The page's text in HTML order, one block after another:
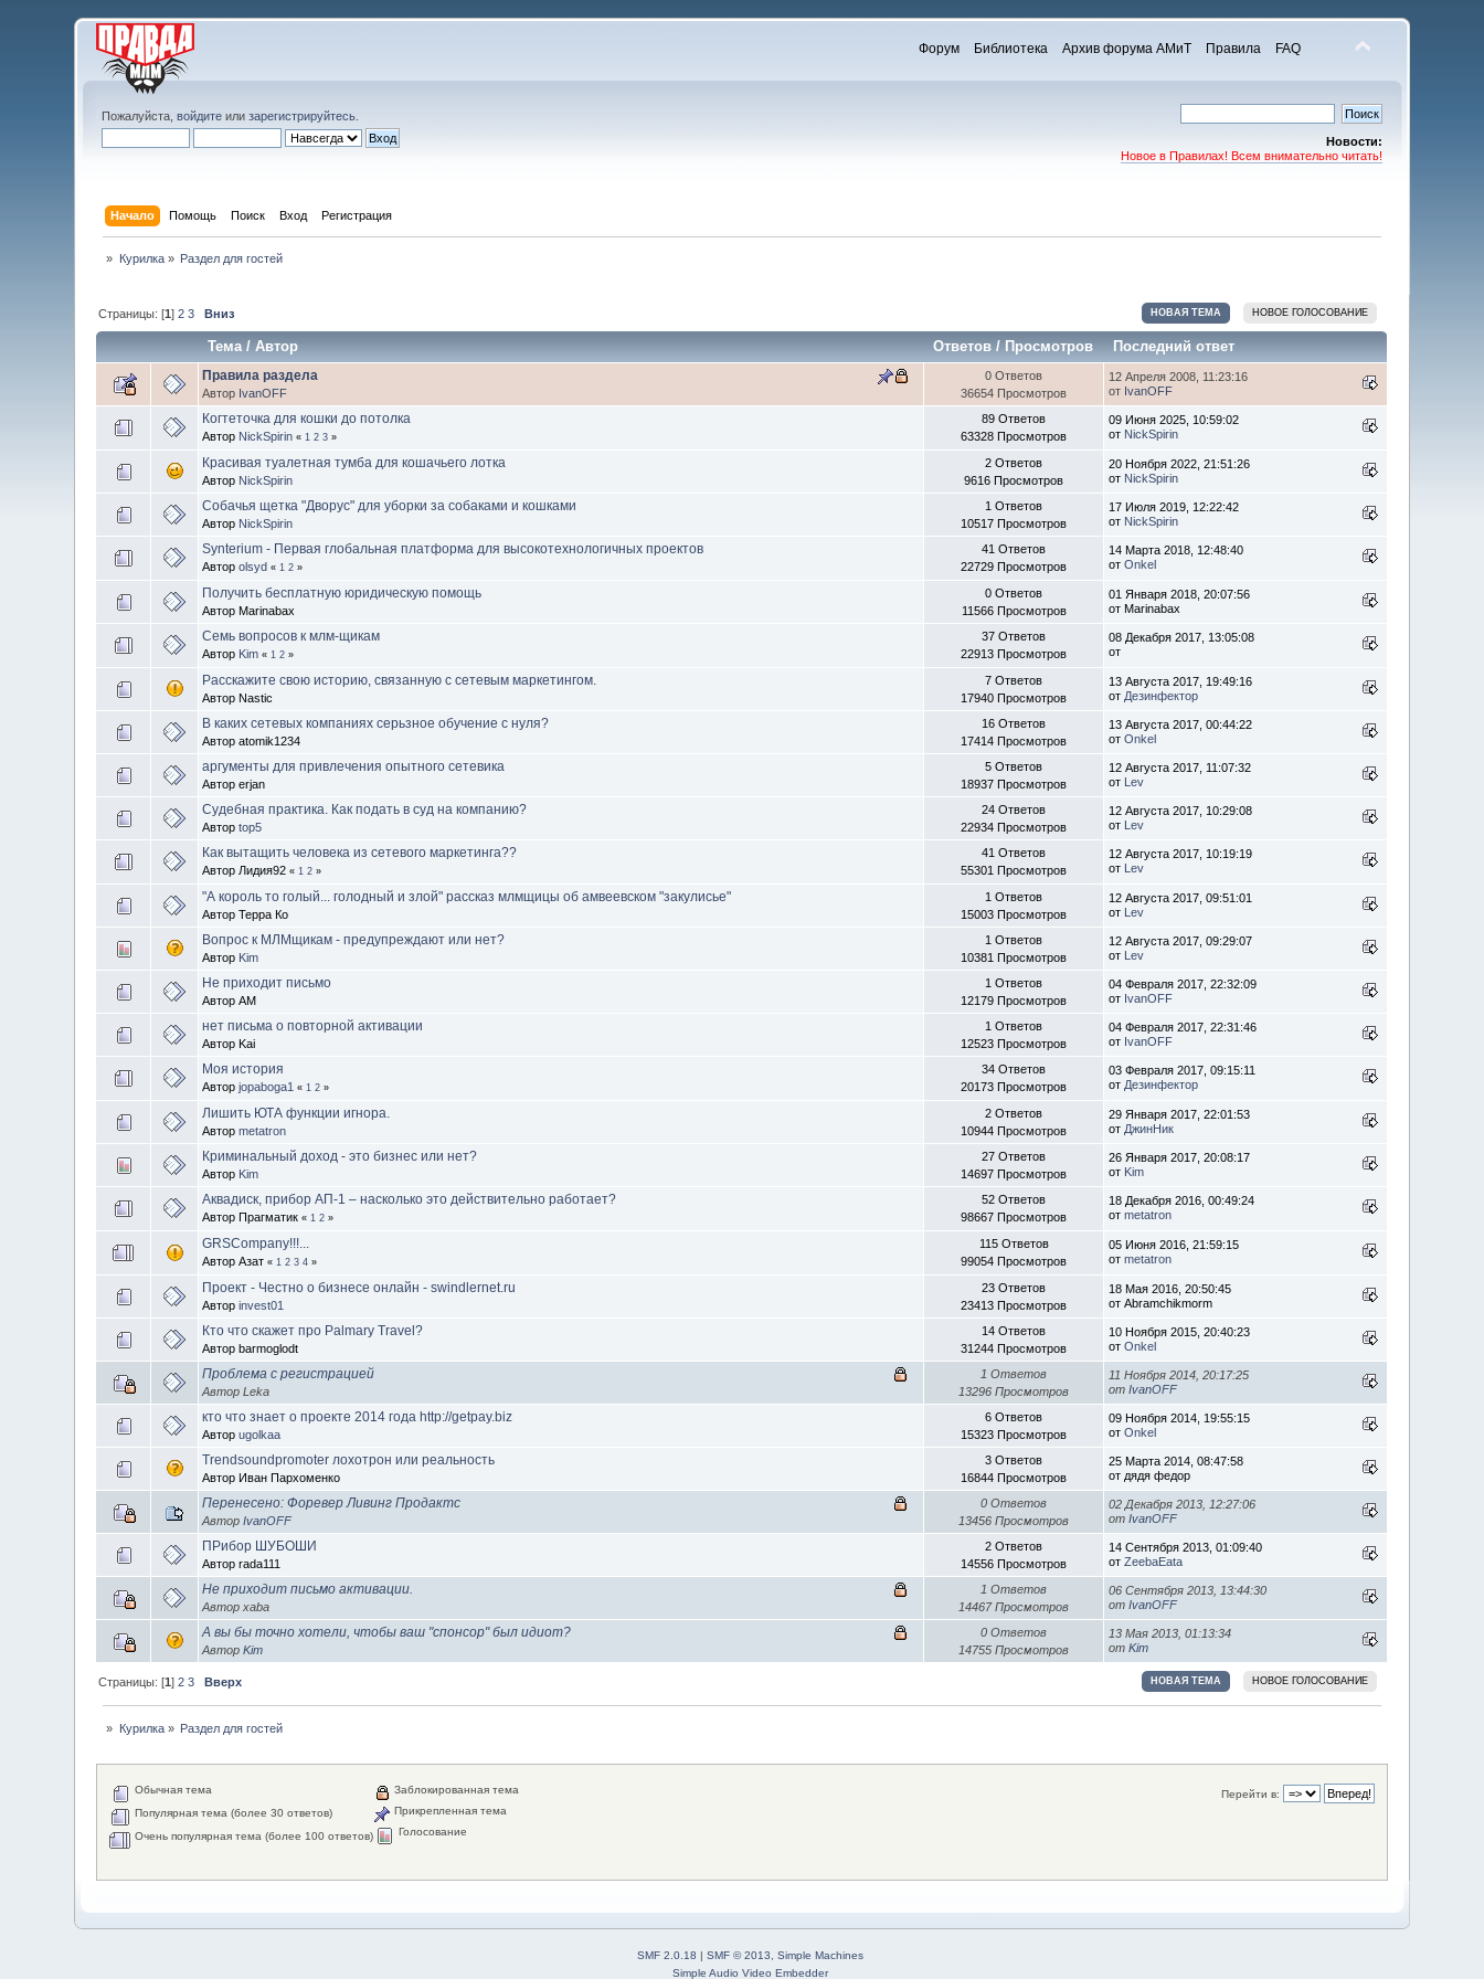
Форум Библиотека Архив форума АМиТ Правила FAQ
Пожалуйста,войдите илизарегистрируйтесь
Новости:
Новое в Правилах! Всем внимательно читать!
Начало Помощь Поиск Вход Регистрация
» Курилка» Раздел для гостей
Страницы: [1]2 3 Вниз НОВАЯ ТЕМА НОВОЕ ГОЛОСОВАНИЕ
Тема/Автор Ответов /Просмотров Последний ответ
Правила раздела
Автор IvanOFF
0 Ответов
36654 Просмотров
12 Апреля 2008, 11:23:16
от IvanOFF
Когтеточка для кошки до потолка
Автор NickSpirin « 1 2 3 »
89 Ответов
63328 Просмотров
09 Июня 2025, 10:59:02
от NickSpirin
Красивая туалетная тумба для кошачьего лотка
Автор NickSpirin
2 Ответов
9616 Просмотров
20 Ноября 2022, 21:51:26
от NickSpirin
Собачья щетка "Дворус" для уборки за собаками и кошками
Автор NickSpirin
1 Ответов
10517 Просмотров
17 Июля 2019, 12:22:42
от NickSpirin
Synterium - Первая глобальная платформа для высокотехнологичных проектов
Авторolsyd « 1 2 »
41 Ответов
22729 Просмотров
14 Марта 2018, 12:48:40
отOnkel
Получить бесплатную юридическую помощь
Автор Marinabax
0 Ответов
11566 Просмотров
01 Января 2018, 20:07:56
от Marinabax
Семь вопросов к млм-щикам
Автор Kim « 1 2 »
37 Ответов
22913 Просмотров
08 Декабря 2017, 13:05:08
от
Расскажите свою историю, связанную с сетевым маркетингом.
Автор Nastic
7 Ответов
17940 Просмотров
13 Августа 2017, 19:49:16
от Дезинфектор
В каких сетевых компаниях серьзное обучение с нуля?
Автор atomik1234
16 Ответов
17414 Просмотров
13 Августа 2017, 00:44:22
отOnkel
аргументы для привлечения опытного сетевика
Автор erjan
5 Ответов
18937 Просмотров
12 Августа 2017, 11:07:32
от Lev
Судебная практика. Как подать в суд на компанию?
Авторtop5
24 Ответов
22934 Просмотров
12 Августа 2017, 10:29:08
от Lev
Как вытащить человека из сетевого маркетинга??
Автор Лидия92« 1 2 »
41 Ответов
55301 Просмотров
12 Августа 2017, 10:19:19
от Lev
"А король то голый... голодный и злой" рассказ млмщицы об амвеевском "закулисье"
Автор Терра Ко
1 Ответов
15003 Просмотров
12 Августа 2017, 09:51:01
от Lev
Вопрос к МЛМщикам - предупреждают или нет?
Автор Kim
1 Ответов
10381 Просмотров
12 Августа 2017, 09:29:07
от Lev
Не приходит письмо
Автор AM
1 Ответов
12179 Просмотров
04 Февраля 2017, 22:32:09
от IvanOFF
нет письма о повторной активации
Автор Kai
1 Ответов
12523 Просмотров
04 Февраля 2017, 22:31:46
от IvanOFF
Моя история
Авторjopaboga1 « 1 2 »
34 Ответов
20173 Просмотров
03 Февраля 2017, 09:15:11
от Дезинфектор
Лишить ЮТА функции игнора.
Авторmetatron
2 Ответов
10944 Просмотров
29 Января 2017, 22:01:53
от ДжинНик
Криминальный доход - это бизнес или нет?
Автор Kim
27 Ответов
14697 Просмотров
26 Января 2017, 20:08:17
от Kim
Аквадиск, прибор АП-1 – насколько это действительно работает?
Автор Прагматик« 1 2 »
52 Ответов
98667 Просмотров
18 Декабря 2016, 00:49:24
отmetatron
GRSCompany!!!...
Автор Азат« 1 2 3 4 »
115 Ответов
99054 Просмотров
05 Июня 2016, 21:59:15
отmetatron
Проект - Честно о бизнесе онлайн - swindlernet.ru
Авторinvest01
23 Ответов
23413 Просмотров
18 Мая 2016, 20:50:45
от Abramchikmorm
Кто что скажет про Palmary Travel?
Автор barmoglodt
14 Ответов
31244 Просмотров
10 Ноября 2015, 20:40:23
отOnkel
Проблема с регистрацией
Автор Leka
1 Ответов
13296 Просмотров
11 Ноября 2014, 20:17:25
отIvanOFF
кто что знает о проекте 2014 года http://getpay.biz
Авторugolkaa
6 Ответов
15323 Просмотров
09 Ноября 2014, 19:55:15
отOnkel
Trendsoundpromoter лохотрон или реальность
Автор Иван Пархоменко
3 Ответов
16844 Просмотров
25 Марта 2014, 08:47:58
от дядя федор
Перенесено: Форевер Ливинг Продактс
АвторIvanOFF
0 Ответов
13456 Просмотров
02 Декабря 2013, 12:27:06
отIvanOFF
ПРибор ШУБОШИ
Автор rada111
2 Ответов
14556 Просмотров
14 Сентября 2013, 01:09:40
отZeebaEata
Не приходит письмо активации.
Автор xaba
1 Ответов
14467 Просмотров
06 Сентября 2013, 13:44:30
отIvanOFF
А вы бы точно хотели, чтобы ваш "спонсор" был идиот?
АвторKim
0 Ответов
14755 Просмотров
13 Мая 2013, 01:13:34
отKim
НОВАЯ ТЕМА НОВОЕ ГОЛОСОВАНИЕ
Страницы: [1]2 3 Вверх
» Курилка» Раздел для гостей
Перейти в:
Обычная тема
Популярная тема (более 30 ответов)
Очень популярная тема (более 100 ответов)
Заблокированная тема
Прикрепленная тема
Голосование
SMF 2.0.18 | SMF © 2013, Simple Machines
Simple Audio Video Embedder